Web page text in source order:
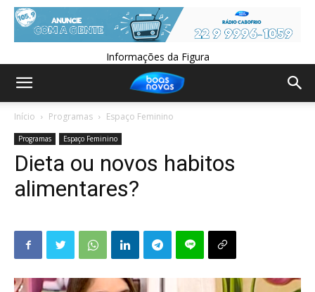
Informações da Figura
Início Programas Espaço Feminino
Programas Espaço Feminino
Dieta ou novos habitos
alimentares?